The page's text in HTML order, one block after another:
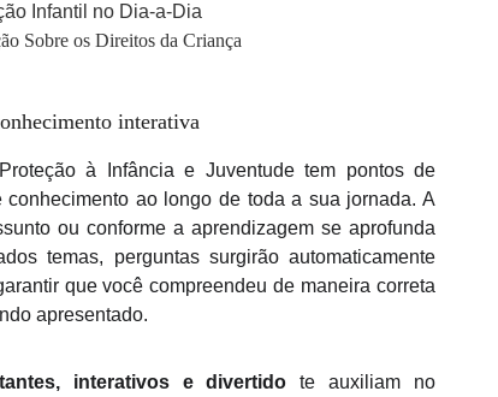
Infantil no Dia-a-Dia
Sobre os Direitos da Criança
interativa
à Infância e Juventude tem pontos de
conhecimento ao longo de toda a sua jornada. A
ou conforme a aprendizagem se aprofunda
temas, perguntas surgirão automaticamente
que você compreendeu de maneira correta
apresentado.
interativos e divertido te auxiliam no